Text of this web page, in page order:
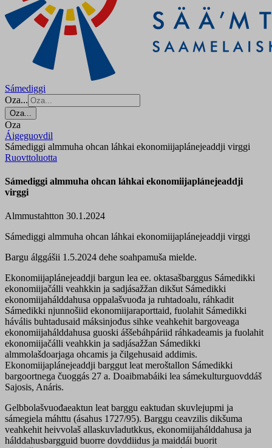
Sámediggi
Oza...
Oza...
Oza
Áigeguovdil
Sámediggi almmuha ohcan láhkai ekonomiijaplánejeaddji virggi
Ruovttoluotta
Sámediggi almmuha ohcan láhkai ekonomiijaplánejeaddji
virggi
Almmustahtton 30.1.2024
Sámediggi almmuha ohcan láhkai ekonomiijaplánejeaddji virggi
Bargu álggášii 1.5.2024 dehe soahpamuša mielde.
Ekonomiijaplánejeaddji bargun lea ee. oktasašbarggus Sámedikki
ekonomiijačálli veahkkin ja sadjásažžan dikšut Sámedikki
ekonomiijahálddahusa oppalašvuođa ja ruhtadoalu, ráhkadit
Sámedikki njunnošiid ekonomiijaraporttaid, fuolahit Sámedikki
hávális buhtadusaid máksinjođus sihke veahkehit bargoveaga
ekonomiijahálddahusa guoski áššebáhpáriid ráhkadeamis ja fuolahit
ekonomiijačálli veahkkin ja sadjásažžan Sámedikki
almmolašdoarjaga ohcamis ja čilgehusaid addimis.
Ekonomiijaplánejeaddji barggut leat meroštallon Sámedikki
bargoortnega čuoggás 27 a. Doaibmabáiki lea sámekulturguovddáš
Sajosis, Anáris.
Gelbbolašvuođaeaktun leat barggu eaktudan skuvlejupmi ja
sámegiela máhttu (ásahus 1727/95). Barggu ceavzilis dikšuma
veahkehit heivvolaš allaskuvladutkkus, ekonomiijahálddahusa ja
hálddahusbargguid buorre dovddiidus ja maiddái buorit